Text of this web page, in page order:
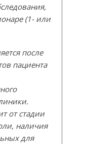
(1- или
после
пациента
от стадии
наличия
для